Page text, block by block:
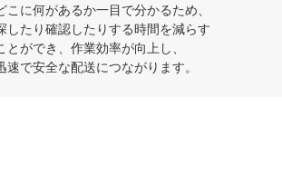
こに何があるか一目で分かるため、
したり確認したりする時間を減らす
とができ、作業効率が向上し、
速で安全な配送につながります。